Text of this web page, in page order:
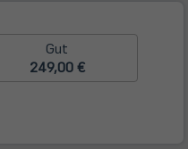
Gut
249,00 €